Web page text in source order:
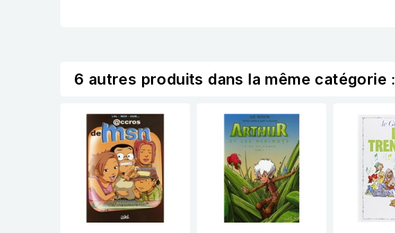
6 autres produits dans la même catégorie :